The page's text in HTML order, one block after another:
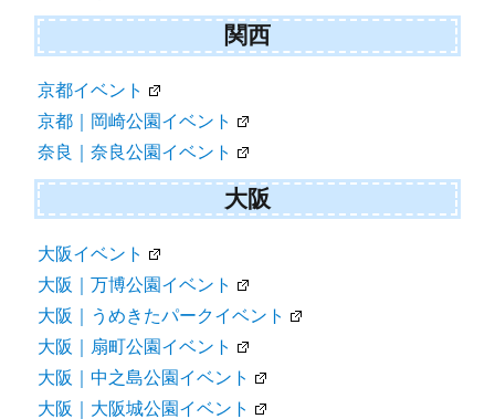
関西
京都イベント
京都｜岡崎公園イベント
奈良｜奈良公園イベント
大阪
大阪イベント
大阪｜万博公園イベント
大阪｜うめきたパークイベント
大阪｜扇町公園イベント
大阪｜中之島公園イベント
大阪｜大阪城公園イベント